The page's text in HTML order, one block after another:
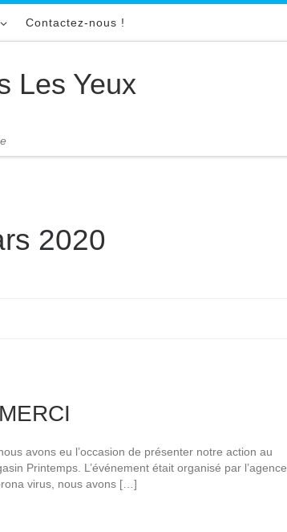
Contactez-nous !
Les Yeux
2020
avons eu l’occasion de présenter notre action au
Printemps. L’événement était organisé par l’agence
virus, nous avons […]